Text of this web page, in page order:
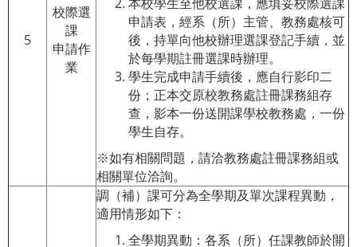
5
校際選
課
申請作
業
申請表，經系（所）主管、教務處核可
後，持單向他校辦理選課登記手續，並
於每學期註冊選課時辦理。
學生完成申請手續後，應自行影印二
份；正本交原校教務處註冊課務組存
查，影本一份送開課學校教務處，一份
學生自存。
※如有相關問題，請洽教務處註冊課務組或
相關單位洽詢。
調（補）課可分為全學期及單次課程異動，
適用情形如下：
全學期異動：各系（所）任課教師於開